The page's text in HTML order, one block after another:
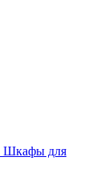
Шкафы для